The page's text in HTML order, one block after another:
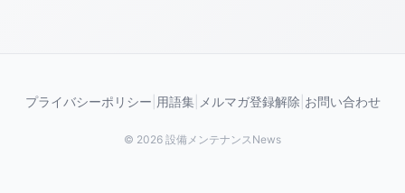
プライバシーポリシー 用語集| メルマガ登録解除 お問い合わせ
© 2026 設備メンテナンスNews